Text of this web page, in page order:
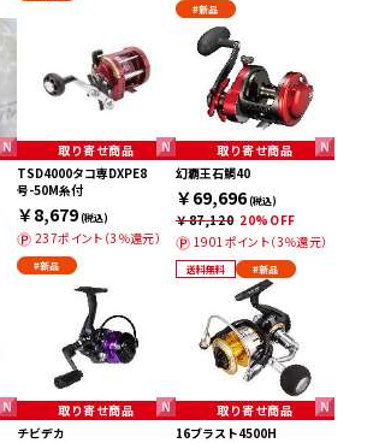
#新品
取り寄せ商品
TSD4000タコ専DXPE8
号-50M糸付
￥8,679(税込)
237ポイント（3％還元）
#新品
取り寄せ商品
幻覇王石鯛40
￥69,696(税込)
￥87,120 20%OFF
1901ポイント（3％還元）
送料無料 #新品
取り寄せ商品
チビデカ
取り寄せ商品
16ブラスト4500H